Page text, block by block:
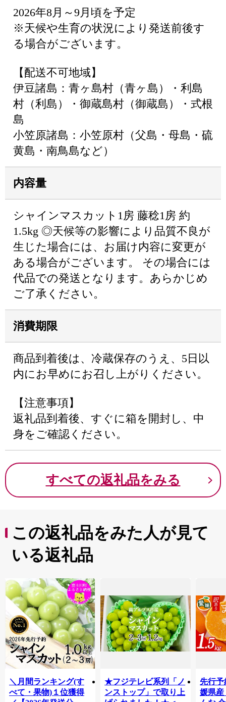
2026年8月～9月頃を予定
※天候や生育の状況により発送前後す
る場合がございます。
【配送不可地域】
伊豆諸島：青ヶ島村（青ヶ島）・利島
村（利島）・御蔵島村（御蔵島）・式根
島
小笠原諸島：小笠原村（父島・母島・硫
黄島・南鳥島など）
内容量
シャインマスカット1房 藤稔1房 約
1.5kg ◎天候等の影響により品質不良が
生じた場合には、お届け内容に変更が
ある場合がございます。 その場合には
代品での発送となります。あらかじめ
ご了承ください。
消費期限
商品到着後は、冷蔵保存のうえ、5日以
内にお早めにお召し上がりください。
【注意事項】
返礼品到着後、すぐに箱を開封し、中
身をご確認ください。
すべての返礼品をみる
この返礼品をみた人が見て
いる返礼品
＼月間ランキング(す
べて・果物)１位獲得
★フジテレビ系列「ノ
ンストップ」で取り上
先行予
媛県産